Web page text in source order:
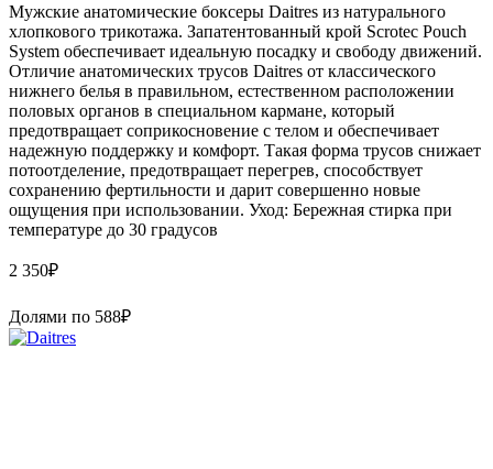
Мужские анатомические боксеры Daitres из натурального
хлопкового трикотажа. Запатентованный крой Scrotec Pouch
System обеспечивает идеальную посадку и свободу движений.
Отличие анатомических трусов Daitres от классического
нижнего белья в правильном, естественном расположении
половых органов в специальном кармане, который
предотвращает соприкосновение с телом и обеспечивает
надежную поддержку и комфорт. Такая форма трусов снижает
потоотделение, предотвращает перегрев, способствует
сохранению фертильности и дарит совершенно новые
ощущения при использовании. Уход: Бережная стирка при
температуре до 30 градусов
2 350₽
Долями по 588₽